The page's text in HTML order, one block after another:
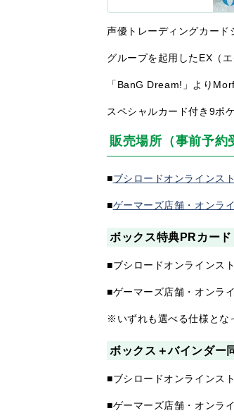
声優トレーディングカー
グループを起用したEX（
「BanG Dream!」より
スペシャルカード付き9ポ
販売場所（事前予約
■ブシロードオンラインス
■ゲーマーズ店舗・オンラ
ボックス特典PRカード
■ブシロードオンラインス
■ゲーマーズ店舗・オンラ
※いずれも選べる仕様とな
ボックス＋バインダー
■ブシロードオンラインス
■ゲーマーズ店舗・オンラ